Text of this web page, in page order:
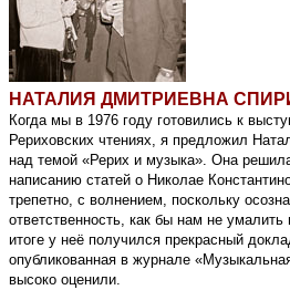
НАТАЛИЯ ДМИТРИЕВНА
Когда мы в 1976 году готовились к
Рериховских чтениях, я предложил
над темой «Рерих и музыка». Она
написанию статей о Николае
трепетно, с волнением, поскольку
ответственность, как бы нам не
итоге у неё получился прекрасный
опубликованная в журнале
высоко оценили.